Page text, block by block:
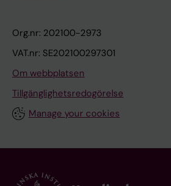
Org.nr: 202100-2973
VAT.nr: SE202100297301
Om webbplatsen
Tillgänglighetsredogörelse
Manage your cookies